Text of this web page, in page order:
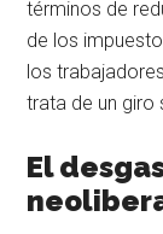
términos de
de los
los
trata de un giro
El